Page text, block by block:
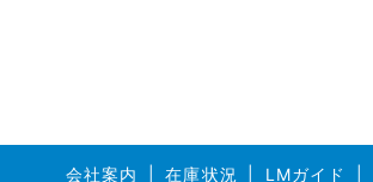
会社案内 在庫状況 LMガイド